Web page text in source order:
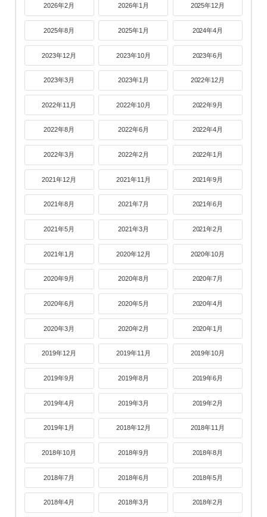
2026年2月 2026年1月 2025年12月
2025年8月 2025年1月 2024年4月
2023年12月 2023年10月 2023年6月
2023年3月 2023年1月 2022年12月
2022年11月 2022年10月 2022年9月
2022年8月 2022年6月 2022年4月
2022年3月 2022年2月 2022年1月
2021年12月 2021年11月 2021年9月
2021年8月 2021年7月 2021年6月
2021年5月 2021年3月 2021年2月
2021年1月 2020年12月 2020年10月
2020年9月 2020年8月 2020年7月
2020年6月 2020年5月 2020年4月
2020年3月 2020年2月 2020年1月
2019年12月 2019年11月 2019年10月
2019年9月 2019年8月 2019年6月
2019年4月 2019年3月 2019年2月
2019年1月 2018年12月 2018年11月
2018年10月 2018年9月 2018年8月
2018年7月 2018年6月 2018年5月
2018年4月 2018年3月 2018年2月